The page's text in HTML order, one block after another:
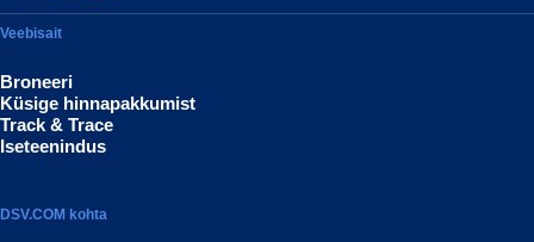
Veebisait
Broneeri
Küsige hinnapakkumist
Track & Trace
Iseteenindus
DSV.COM kohta